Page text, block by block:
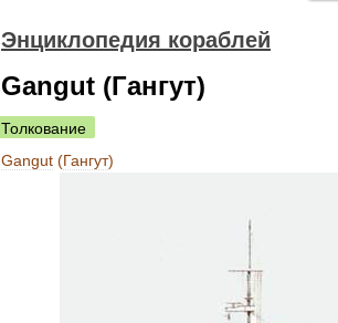
Энциклопедия кораблей
Gangut (Гангут)
Толкование
Gangut (Гангут)